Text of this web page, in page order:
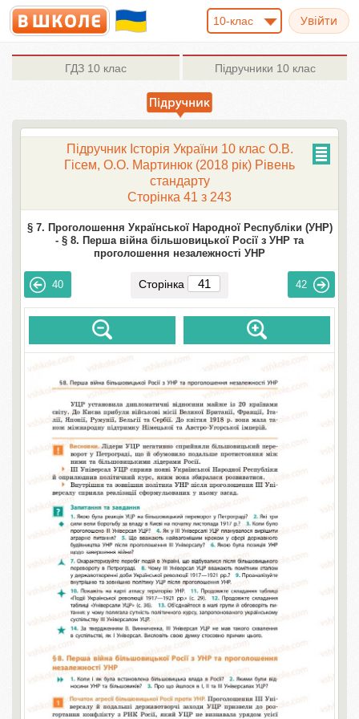
10-клас
ГДЗ 10 клас Підручники 10 клас
Підручник Історія України 10 клас О.В.
Гісем, О.О. Мартинюк (2018 рік) Рівень
стандарту
Сторінка 41 з 243
§ 7. Проголошення Української Народної Республіки (УНР)
- § 8. Перша війна більшовицької Росії з УНР та
проголошення незалежності УНР
40 Сторінка 42